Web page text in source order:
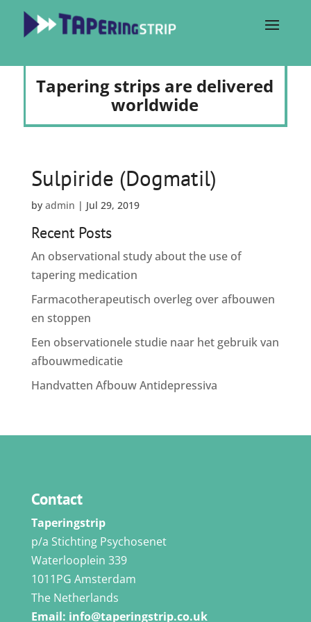
Tapering strips are delivered
worldwide
Sulpiride (Dogmatil)
by admin | Jul 29, 2019
Recent Posts
An observational study about the use of
tapering medication
Farmacotherapeutisch overleg over afbouwen
en stoppen
Een observationele studie naar het gebruik van
afbouwmedicatie
Handvatten Afbouw Antidepressiva
Contact
Taperingstrip
p/a Stichting Psychosenet
Waterlooplein 339
1011PG Amsterdam
The Netherlands
Email: info@taperingstrip.co.uk